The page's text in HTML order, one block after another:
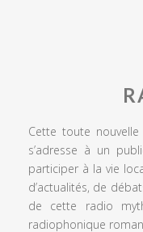
Cette toute
s’adresse à un
participer à la vie
d’actualités, de
de cette radio
radiophonique